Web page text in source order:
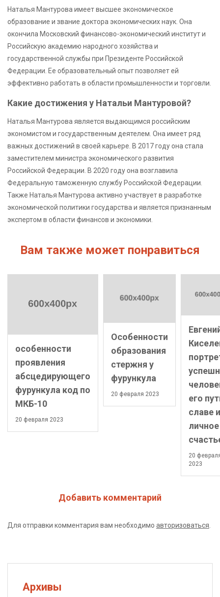
Наталья Мантурова имеет высшее экономическое
образование и звание доктора экономических наук. Она
окончила Московский финансово-экономический институт и
Российскую академию народного хозяйства и
государственной службы при Президенте Российской
Федерации. Ее образовательный опыт позволяет ей
эффективно работать в области промышленности и торговли.
Какие достижения у Натальи Мантуровой?
Наталья Мантурова является выдающимся российским
экономистом и государственным деятелем. Она имеет ряд
важных достижений в своей карьере. В 2017 году она стала
заместителем министра экономического развития
Российской Федерации. В 2020 году она возглавила
Федеральную таможенную службу Российской Федерации.
Также Наталья Мантурова активно участвует в разработке
экономической политики государства и является признанным
экспертом в области финансов и экономики.
Вам также может понравиться
особенности
проявления
абсцедирующего
фурункула код по
МКБ-10
20 февраля 2023
Особенности
образования
стержня у
фурункула
20 февраля 2023
его
славе и
личное
20
2023
Добавить комментарий
Для отправки комментария вам необходимо авторизоваться
Архивы